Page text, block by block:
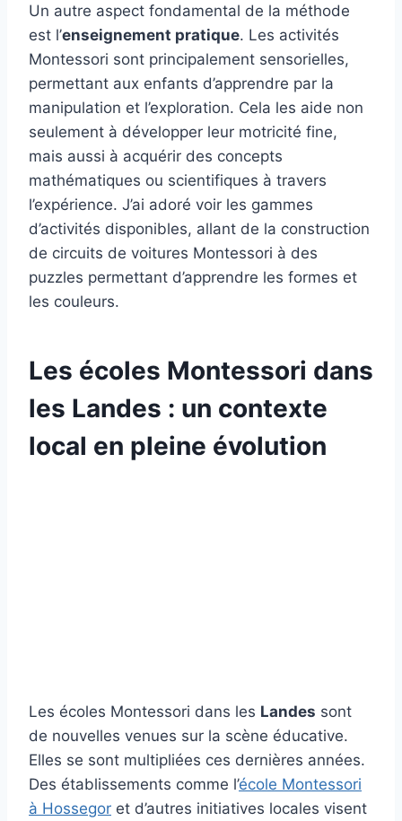
Un autre aspect fondamental de la méthode
est l’enseignement pratique. Les activités
Montessori sont principalement sensorielles,
permettant aux enfants d’apprendre par la
manipulation et l’exploration. Cela les aide non
seulement à développer leur motricité fine,
mais aussi à acquérir des concepts
mathématiques ou scientifiques à travers
l’expérience. J’ai adoré voir les gammes
d’activités disponibles, allant de la construction
de circuits de voitures Montessori à des
puzzles permettant d’apprendre les formes et
les couleurs.
Les écoles Montessori dans
les Landes : un contexte
local en pleine évolution
Les écoles Montessori dans les Landes sont
de nouvelles venues sur la scène éducative.
Elles se sont multipliées ces dernières années.
Des établissements comme l’école Montessori
à Hossegor et d’autres initiatives locales visent